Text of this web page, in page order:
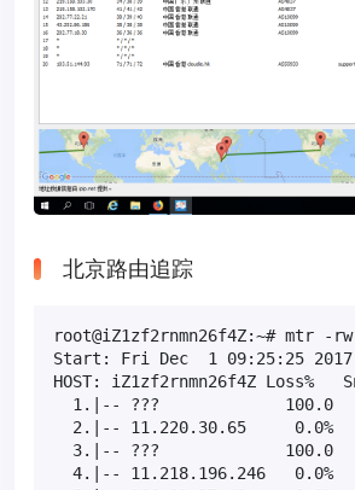
北京路由追踪
root@iZ1zf2rnmn26f4Z:~# mtr -
Start: Fri Dec  1 09:25:25 2017
HOST: iZ1zf2rnmn26f4Z
1.|-- ???             100.0
2.|-- 11.220.30.65     0.0%
3.|-- ???             100.0
4.|-- 11.218.196.246   0.0%